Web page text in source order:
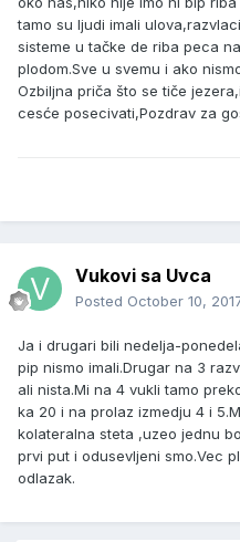
tamo su ljudi imali
sisteme u tačke de riba peca
plodom.Sve u svemu i ako
Ozbiljna priča što se tiče
cesće posecivati,Pozdrav za
Vukovi sa Uvca
Posted October 10,
Ja i drugari bili nedelja-
pip nismo imali.Drugar na 3
ali nista.Mi na 4 vukli tamo
ka 20 i na prolaz izmedju 4 i
kolateralna steta ,uzeo jednu
prvi put i odusevljeni smo.Vec
odlazak.